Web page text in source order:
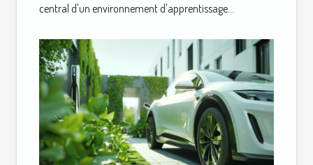
central d'un environnement d'apprentissage...